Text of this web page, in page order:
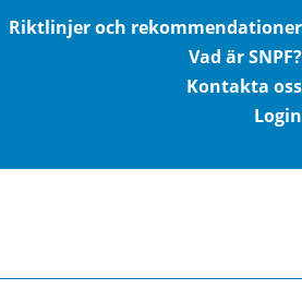
Riktlinjer och rekommendationer
Vad är SNPF?
Kontakta oss
Login